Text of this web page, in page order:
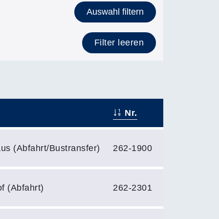
Auswahl filtern
Filter leeren
Nr.
(Abfahrt/Bustransfer) 262-1900
(Abfahrt) 262-2301